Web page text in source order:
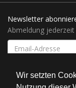
Wir setzten
Newsletter
Abmeldung jederzeit
EMAIL-
ADRESSE